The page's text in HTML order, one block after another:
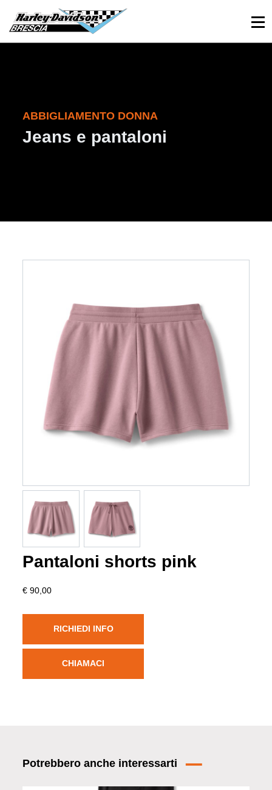
030 3366984 Viale Sant’Eufemia, 26 - Brescia
ABBIGLIAMENTO DONNA
Jeans e pantaloni
Pantaloni shorts pink
€ 90,00
RICHIEDI INFO
CHIAMACI
Potrebbero anche interessarti